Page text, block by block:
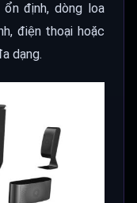
định, dòng loa
điện thoại hoặc
dạng.